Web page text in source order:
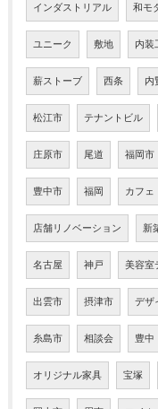
インダストリアル 和モ
ユニーク 敷地 内装
薪ストーブ 西条 内
松江市 テナントビル
庄原市 尾道 福岡市
豊中市 福岡 カフェ
店舗リノベーション 新
名古屋 神戸 美容室
出雲市 摂津市 デザ
糸島市 相談会 豊中
オリジナル家具 宝塚